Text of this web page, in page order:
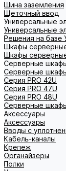
Шина заземления
Щеточный ввод
Универсальные
Универсальные
Решения на
Шкафы
Шкафы
Серверные
Серверные
Серия PRO 42U
Серия PRO 47U
Серия PRO 48U
Серверные
Аксессуары
Аксессуары
Вводы с
Кабель-каналы
Крепеж
Органайзеры
Полки